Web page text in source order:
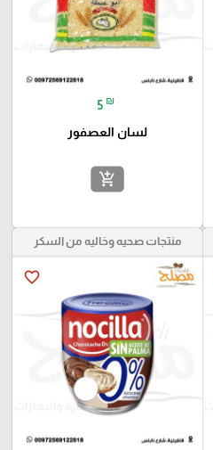
5 ₪
لسان العصفور
add_shopping_cart
منتجات صحيه وخاليه من السكر
favorite_border